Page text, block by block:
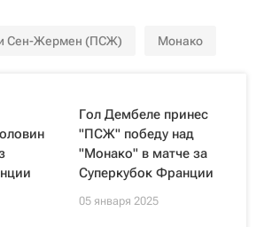
Сен-Жермен (ПСЖ) Монако
Гол Дембеле принес
"ПСЖ" победу над
"Монако" в матче за
Суперкубок Франции
05 января 2025